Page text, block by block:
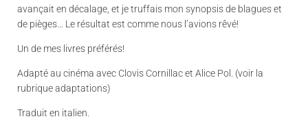
avançait en décalage, et je truffais mon synopsis de blagues et
de pièges… Le résultat est comme nous l’avions rêvé!
Un de mes livres préférés!
Adapté au cinéma avec Clovis Cornillac et Alice Pol. (voir la
rubrique adaptations)
Traduit en italien.